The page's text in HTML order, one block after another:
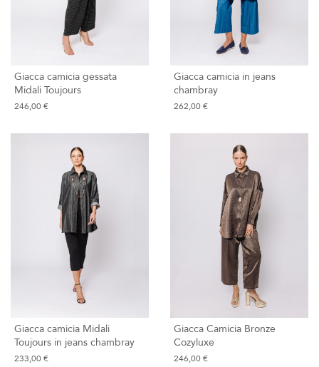
Giacca camicia gessata
Midali Toujours
246,00 €
Giacca camicia in jeans
chambray
262,00 €
Giacca camicia Midali
Toujours in jeans chambray
233,00 €
Giacca Camicia Bronze
Cozyluxe
246,00 €